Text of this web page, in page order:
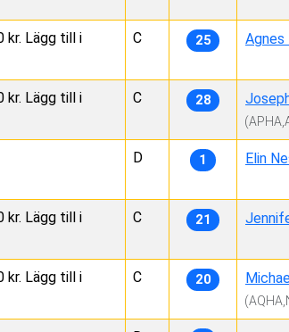
kr. Lägg till i
C 25 Agnes
kr. Lägg till i
C 28
D 1 Elin
kr. Lägg till i
C 21
kr. Lägg till i
C 20